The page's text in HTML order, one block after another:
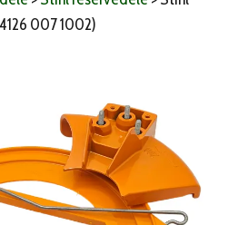
007 1002)